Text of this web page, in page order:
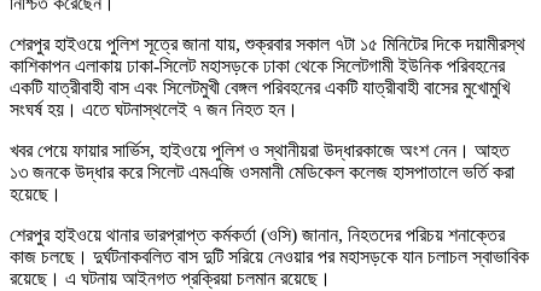
শেরপুর হাইওয়ে পুলিশ সূত্রে জানা যায়, শুক্রবার সকাল ৭টা ১৫ মিনিটের দিকে দয়ামীরস্থ
কাশিকাপন এলাকায় ঢাকা-সিলেট মহাসড়কে ঢাকা থেকে সিলেটগামী ইউনিক পরিবহনের
একটি যাত্রীবাহী বাস এবং সিলেটমুখী বেঙ্গল পরিবহনের একটি যাত্রীবাহী বাসের মুখোমুখি
সংঘর্ষ হয়। এতে ঘটনাস্থলেই ৭ জন নিহত হন।
খবর পেয়ে ফায়ার সার্ভিস, হাইওয়ে পুলিশ ও স্থানীয়রা উদ্ধারকাজে অংশ নেন। আহত
১৩ জনকে উদ্ধার করে সিলেট এমএজি ওসমানী মেডিকেল কলেজ হাসপাতালে ভর্তি করা
হয়েছে।
শেরপুর হাইওয়ে থানার ভারপ্রাপ্ত কর্মকর্তা (ওসি) জানান, নিহতদের পরিচয় শনাক্তের
কাজ চলছে। দুর্ঘটনাকবলিত বাস দুটি সরিয়ে নেওয়ার পর মহাসড়কে যান চলাচল স্বাভাবিক
রয়েছে। এ ঘটনায় আইনগত প্রক্রিয়া চলমান রয়েছে।